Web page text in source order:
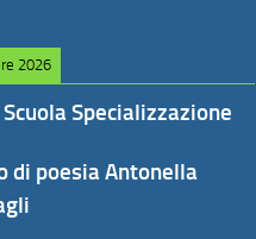
2026
Specializzazione
di poesia Antonella